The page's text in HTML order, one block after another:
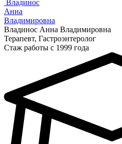
Владинос
Анна
Владимировна
Владинос Анна Владимировна
Терапевт, Гастроэнтеролог
Стаж работы с 1999 года